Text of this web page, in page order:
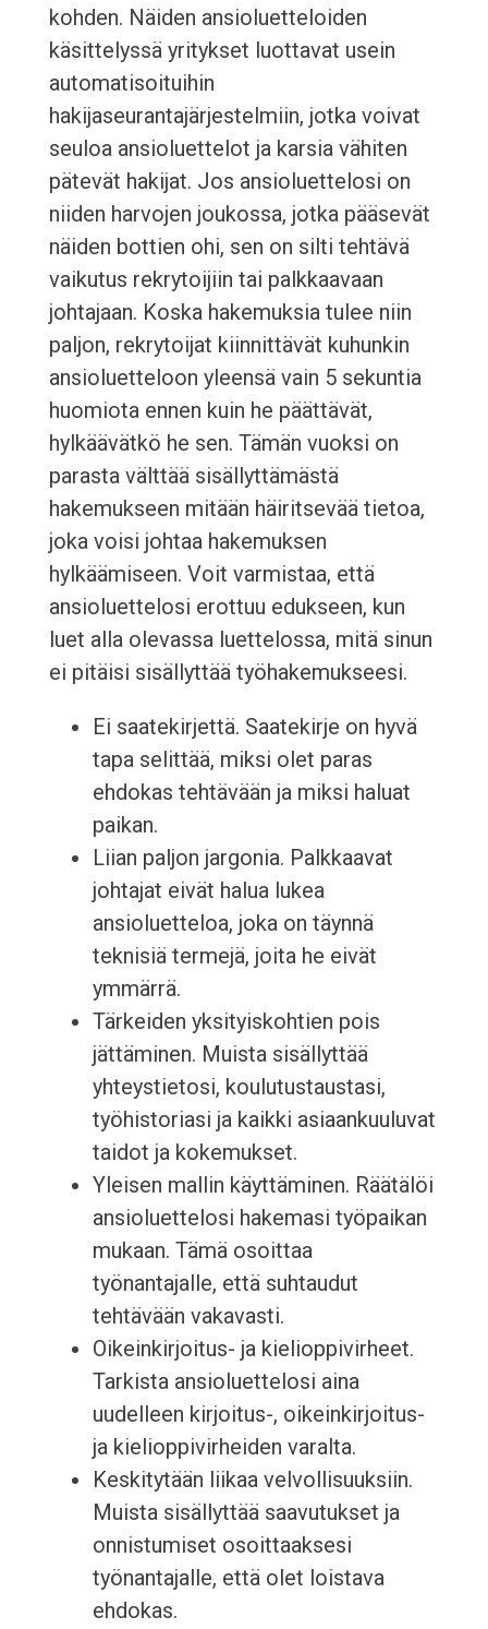
kohden. Näiden ansioluetteloiden
käsittelyssä yritykset luottavat usein
automatisoituihin
hakijaseurantajärjestelmiin, jotka voivat
seuloa ansioluettelot ja karsia vähiten
pätevät hakijat. Jos ansioluettelosi on
niiden harvojen joukossa, jotka pääsevät
näiden bottien ohi, sen on silti tehtävä
vaikutus rekrytoijiin tai palkkaavaan
johtajaan. Koska hakemuksia tulee niin
paljon, rekrytoijat kiinnittävät kuhunkin
ansioluetteloon yleensä vain 5 sekuntia
huomiota ennen kuin he päättävät,
hylkäävätkö he sen. Tämän vuoksi on
parasta välttää sisällyttämästä
hakemukseen mitään häiritsevää tietoa,
joka voisi johtaa hakemuksen
hylkäämiseen. Voit varmistaa, että
ansioluettelosi erottuu edukseen, kun
luet alla olevassa luettelossa, mitä sinun
ei pitäisi sisällyttää työhakemukseesi.
Ei saatekirjettä. Saatekirje on hyvä
tapa selittää, miksi olet paras
ehdokas tehtävään ja miksi haluat
paikan.
Liian paljon jargonia. Palkkaavat
johtajat eivät halua lukea
ansioluetteloa, joka on täynnä
teknisiä termejä, joita he eivät
ymmärrä.
Tärkeiden yksityiskohtien pois
jättäminen. Muista sisällyttää
yhteystietosi, koulutustaustasi,
työhistoriasi ja kaikki asiaankuuluvat
taidot ja kokemukset.
Yleisen mallin käyttäminen. Räätälöi
ansioluettelosi hakemasi työpaikan
mukaan. Tämä osoittaa
työnantajalle, että suhtaudut
tehtävään vakavasti.
Oikeinkirjoitus- ja kielioppivirheet.
Tarkista ansioluettelosi aina
uudelleen kirjoitus-, oikeinkirjoitus-
ja kielioppivirheiden varalta.
Keskitytään liikaa velvollisuuksiin.
Muista sisällyttää saavutukset ja
onnistumiset osoittaaksesi
työnantajalle, että olet loistava
ehdokas.